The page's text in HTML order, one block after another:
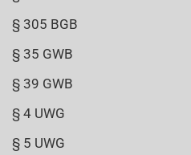
§ 305 BGB
§ 35 GWB
§ 39 GWB
§ 4 UWG
§ 5 UWG